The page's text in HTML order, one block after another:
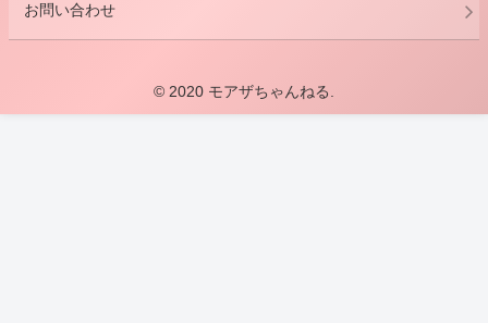
お問い合わせ
© 2020 モアザちゃんねる.